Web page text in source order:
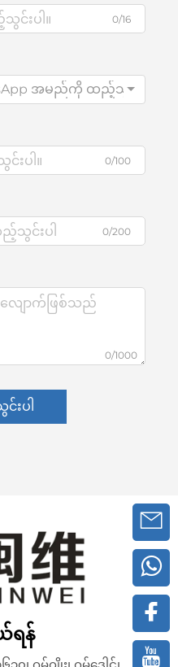
0/16
အမည်ကို ထည့်သွင်းပါ
0/100
0/200
0/1000
းပါ
န်